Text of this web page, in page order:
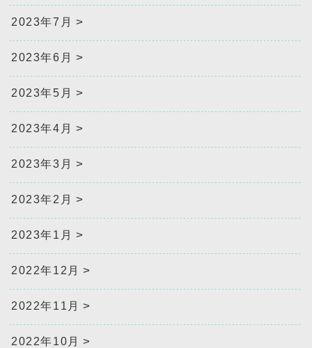
2023年7月
2023年6月
2023年5月
2023年4月
2023年3月
2023年2月
2023年1月
2022年12月
2022年11月
2022年10月